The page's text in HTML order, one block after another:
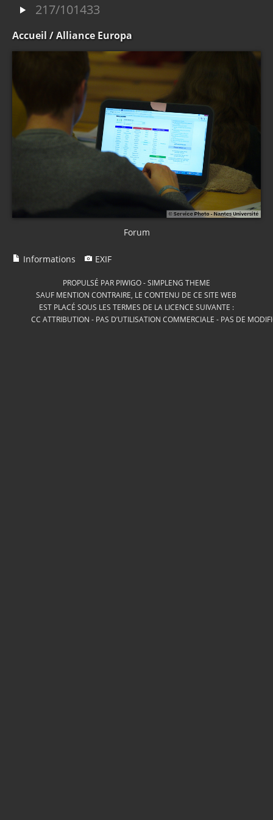
217/101433
Accueil / Alliance Europa
Forum
Informations EXIF
PROPULSÉ PAR PIWIGO-SIMPLENG THEME
SAUF MENTION CONTRAIRE, LE CONTENU DE CE SITE WEB
EST PLACÉ SOUS LES TERMES DE LA LICENCE SUIVANTE :
CC ATTRIBUTION - PAS D’UTILISATION COMMERCIALE - PAS DE